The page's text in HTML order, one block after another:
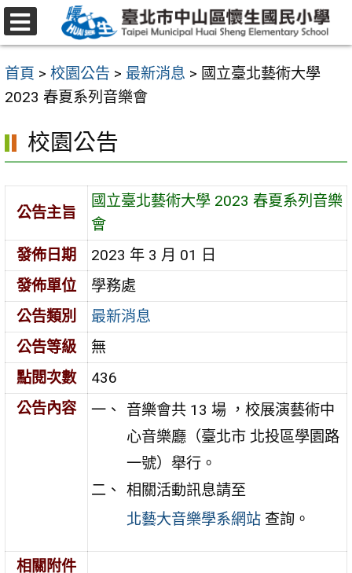
跳
至
要
內
區
首頁 > 校園公告 > 最新消息 > 國立臺北藝術大學
2023 春夏系列音樂會
校園公告
公告主旨
國立臺北藝術大學 2023 春夏系列音樂
會
發佈日期
2023 年 3 月 01 日
發佈單位
學務處
公告類別
最新消息
公告等級
無
點閱次數
436
公告內容
音樂會共 13 場 ，校展演藝術中
心音樂廳（臺北市 北投區學園路
一號）舉行。
相關活動訊息請至
北藝大音樂學系網站查詢。
相關附件
選
單